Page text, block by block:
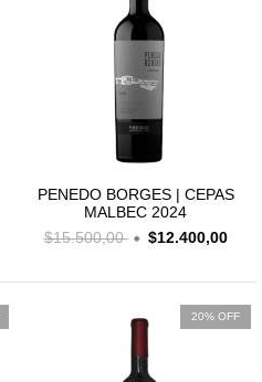
PENEDO BORGES | CEPAS
MALBEC 2024
$15.500,00
$12.400,00
20% OFF